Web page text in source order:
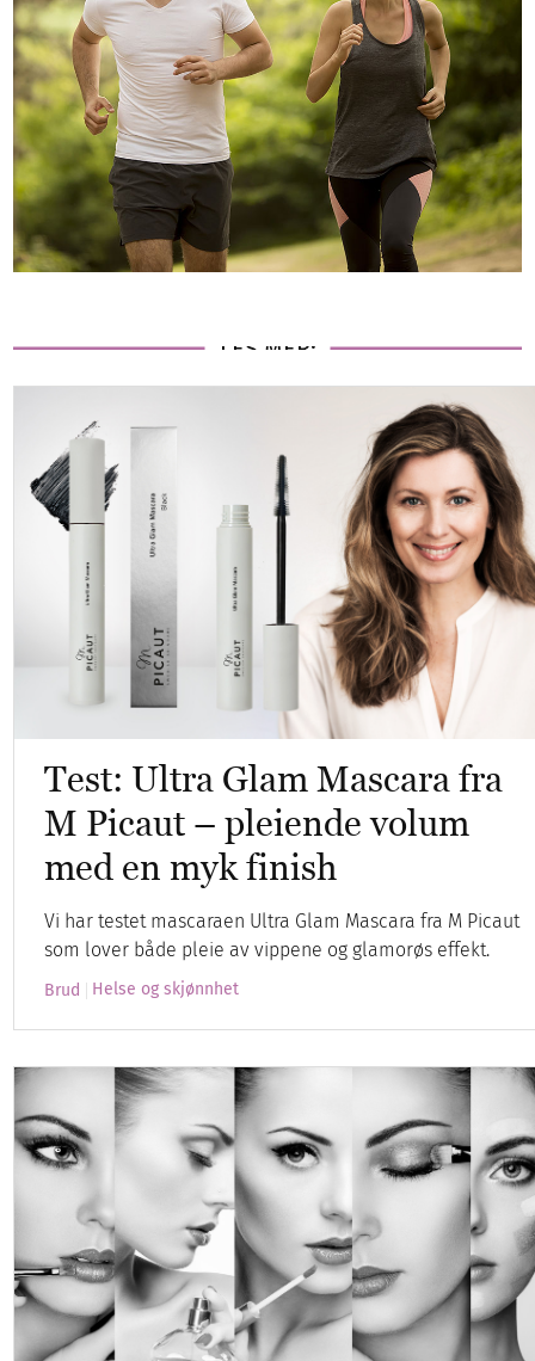
LES MER:
Test: Ultra Glam Mascara fra
M Picaut – pleiende volum
med en myk finish
Vi har testet mascaraen Ultra Glam Mascara fra M Picaut
som lover både pleie av vippene og glamorøs effekt.
Brud Helse og skjønnhet